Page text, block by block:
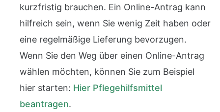
kurzfristig brauchen. Ein Online-Antrag kann
hilfreich sein, wenn Sie wenig Zeit haben oder
eine regelmäßige Lieferung bevorzugen.
Wenn Sie den Weg über einen Online-Antrag
wählen möchten, können Sie zum Beispiel
hier starten: Hier Pflegehilfsmittel
beantragen.